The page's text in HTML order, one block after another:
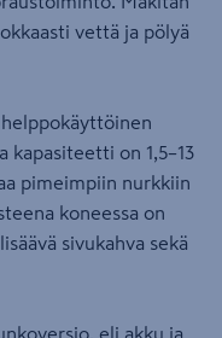
vettä ja pölyä
helppokäyttöinen
kapasiteetti on 1,5–13
pimeimpiin nurkkiin
koneessa on
sivukahva sekä
eli akku ja